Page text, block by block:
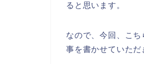
ると思います。
なので、今回、こ
事を書かせていただ